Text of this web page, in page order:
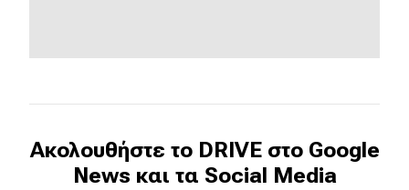
Ακολουθήστε το DRIVE στο Google
News και τα Social Media